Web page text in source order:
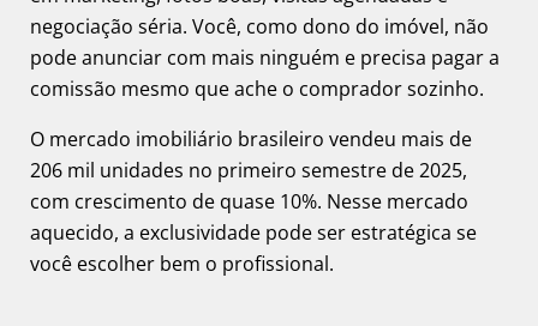
negociação séria. Você, como dono do imóvel, não
pode anunciar com mais ninguém e precisa pagar a
comissão mesmo que ache o comprador sozinho.
O mercado imobiliário brasileiro vendeu mais de
206 mil unidades no primeiro semestre de 2025,
com crescimento de quase 10%. Nesse mercado
aquecido, a exclusividade pode ser estratégica se
você escolher bem o profissional.